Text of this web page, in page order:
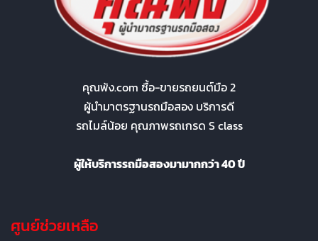
คุณพ้ง.com ซื้อ-ขายรถยนต์มือ 2
ผู้นำมาตรฐานรถมือสอง บริการดี
รถไมล์น้อย คุณภาพรถเกรด S class
ผู้ให้บริการรถมือสองมามากกว่า 40 ปี
ศูนย์ช่วยเหลือ